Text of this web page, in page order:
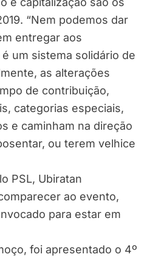
“Nem podemos dar
entregar aos
um sistema solidário de
as alterações
de contribuição,
categorias especiais,
e caminham na direção
ou terem velhice
PSL, Ubiratan
ao evento,
para estar em
foi apresentado o 4º